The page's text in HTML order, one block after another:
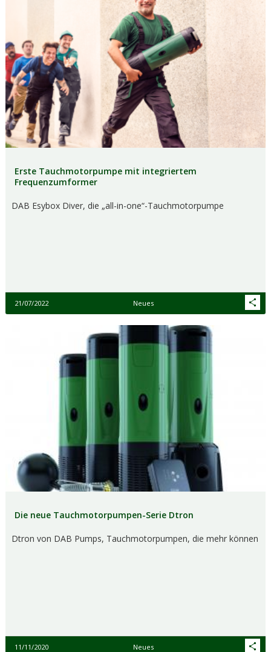
Erste Tauchmotorpumpe mit integriertem
Frequenzumformer
DAB Esybox Diver, die „all-in-one“-Tauchmotorpumpe
21/07/2022 Neues
Die neue Tauchmotorpumpen-Serie Dtron
Dtron von DAB Pumps, Tauchmotorpumpen, die mehr können
11/11/2020 Neues